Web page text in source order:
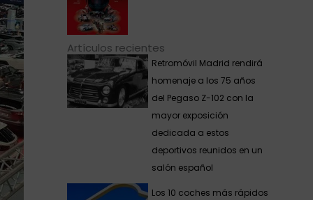
Artículos recientes
Retromóvil Madrid rendirá
homenaje a los 75 años
del Pegaso Z-102 con la
mayor exposición
dedicada a estos
deportivos reunidos en un
salón español
Los 10 coches más rápidos